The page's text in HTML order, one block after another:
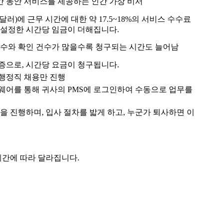
러)에 근무 시간에 대한 약 17.5~18%의 서비스 수수료
정한 시간당 임금이 더해집니다.
와 확인 건수가 많을수록 청구되는 시간도 늘어남
으로, 시간당 요금이 청구됩니다.
정직 채용만 진행
어를 통해 귀사의 PMS에 로그인하여 수동으로 업무를
진행하며, 입사 절차를 밟게 하고, 누군가 퇴사하면 이
에 따라 달라집니다.